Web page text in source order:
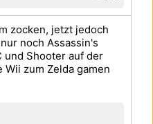
zocken, jetzt jedoch
noch Assassin's
und Shooter auf der
Wii zum Zelda gamen